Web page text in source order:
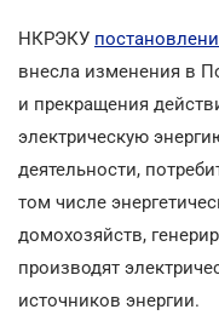
НКРЭКУ
внесла изменения в
и прекращения
электрическую
деятельности,
том числе
домохозяйств,
производят
источников энергии.